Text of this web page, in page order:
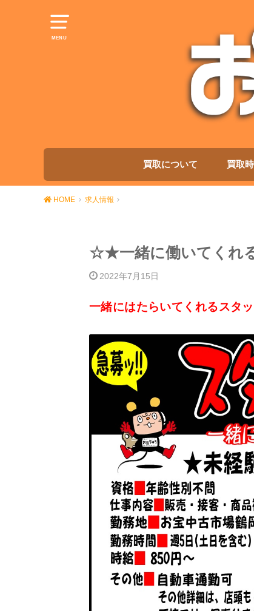
MENU
買取について 買取
HOME 求人情報
☆★一緒に働いてくれ
2022年7月15日
一緒にはたらいてくれるスタ